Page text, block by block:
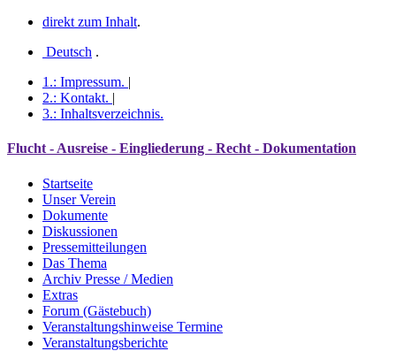
direkt zum Inhalt.
Deutsch .
1.: Impressum. |
2.: Kontakt. |
3.: Inhaltsverzeichnis.
Flucht - Ausreise - Eingliederung - Recht - Dokumentation
Startseite
Unser Verein
Dokumente
Diskussionen
Pressemitteilungen
Das Thema
Archiv Presse / Medien
Extras
Forum (Gästebuch)
Veranstaltungshinweise Termine
Veranstaltungsberichte